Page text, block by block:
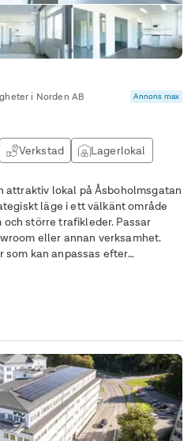
i Norden AB Annons max
Verkstad Lagerlokal
attraktiv lokal på Åsboholmsgatan
läge i ett välkänt område
större trafikleder. Passar
eller annan verksamhet.
som kan anpassas efter
finns i